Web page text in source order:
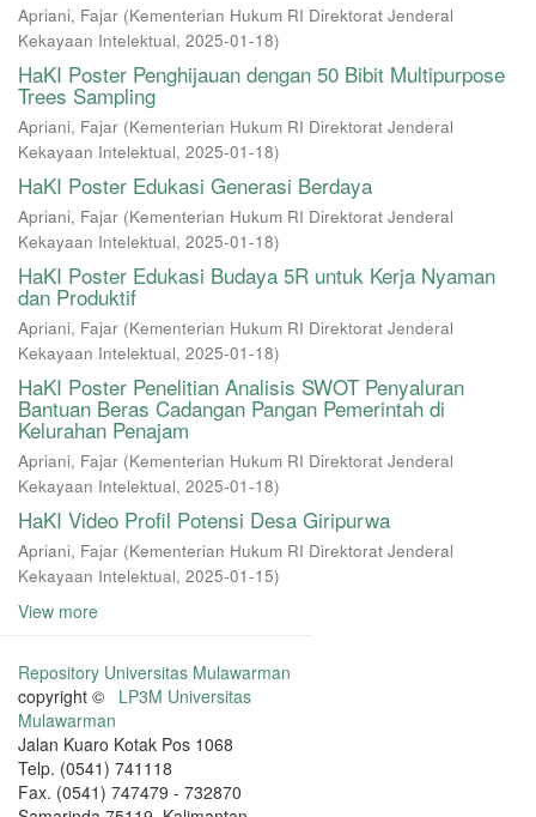
Apriani, Fajar (Kementerian Hukum RI Direktorat Jenderal
Kekayaan Intelektual, 2025-01-18)
HaKI Poster Penghijauan dengan 50 Bibit Multipurpose
Trees Sampling
Apriani, Fajar (Kementerian Hukum RI Direktorat Jenderal
Kekayaan Intelektual, 2025-01-18)
HaKI Poster Edukasi Generasi Berdaya
Apriani, Fajar (Kementerian Hukum RI Direktorat Jenderal
Kekayaan Intelektual, 2025-01-18)
HaKI Poster Edukasi Budaya 5R untuk Kerja Nyaman
dan Produktif
Apriani, Fajar (Kementerian Hukum RI Direktorat Jenderal
Kekayaan Intelektual, 2025-01-18)
HaKI Poster Penelitian Analisis SWOT Penyaluran
Bantuan Beras Cadangan Pangan Pemerintah di
Kelurahan Penajam
Apriani, Fajar (Kementerian Hukum RI Direktorat Jenderal
Kekayaan Intelektual, 2025-01-18)
HaKI Video Profil Potensi Desa Giripurwa
Apriani, Fajar (Kementerian Hukum RI Direktorat Jenderal
Kekayaan Intelektual, 2025-01-15)
View more
Repository Universitas Mulawarman
copyright © LP3M Universitas
Mulawarman
Jalan Kuaro Kotak Pos 1068
Telp. (0541) 741118
Fax. (0541) 747479 - 732870